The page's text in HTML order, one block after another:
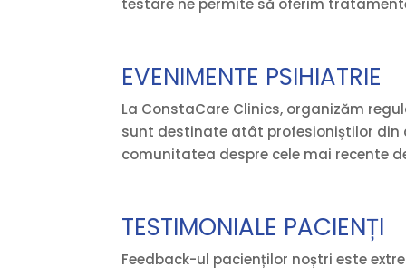
testare ne permite să oferim
EVENIMENTE PSIHIATRIE
La ConstaCare Clinics, organizăm
sunt destinate atât profesioniștilor din
comunitatea despre cele mai recente
TESTIMONIALE PACIENȚI
Feedback-ul pacienților noștri este